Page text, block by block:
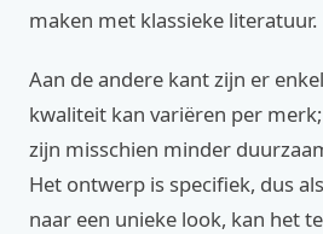
maken met klassieke literatuur.
Aan de andere kant zijn er
kwaliteit kan variëren per
zijn misschien minder
Het ontwerp is specifiek, dus
naar een unieke look, kan het